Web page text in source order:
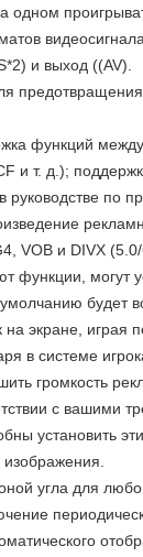
одном
и выход ((AV).
функций
и т. д.);
руководстве по
VOB и DIVX (5.0/
функции, могут
будет
экране, играя
в системе
громкость
с вашими
установить
угла для